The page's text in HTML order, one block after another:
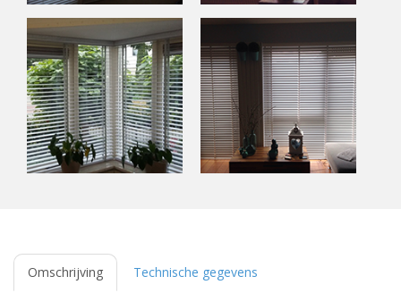
Omschrijving Technische gegevens